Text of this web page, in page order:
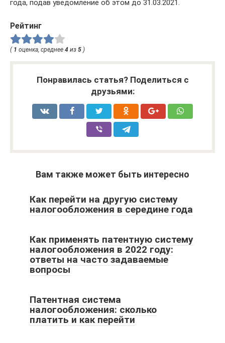
года, подав уведомление об этом до 31.03.2021.
Рейтинг
( 1 оценка, среднее 4 из 5 )
Понравилась статья? Поделиться с
друзьями:
Вам также может быть интересно
Как перейти на другую систему
налогообложения в середине года
Как применять патентную систему
налогообложения в 2022 году:
ответы на часто задаваемые
вопросы
Патентная система
налогообложения: сколько
платить и как перейти